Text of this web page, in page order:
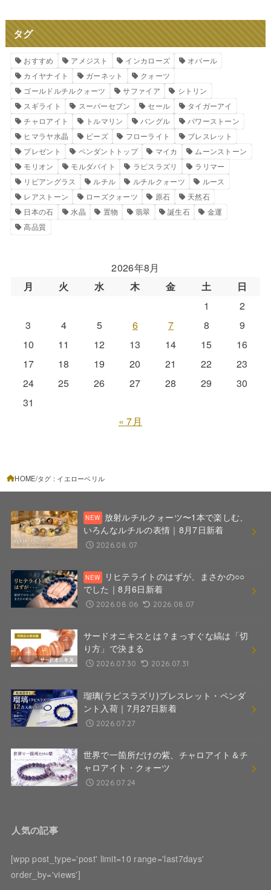
タグ
おすすめ アメジスト インカローズ
オパール
カイヤナイト
ガーネット
クォーツ
ゴールドルチルクォーツ
サファイア
シトリン
スギライト
スーパーセブン セール
タイガーアイ
チャロアイト
トルマリン バングル
パワーストーン
ヒマラヤ水晶
ビーズ フローライト
ブレスレット
プレゼント
ペンダントトップ マイカ
ムーンストーン
モリオン
モルダバイト ラピスラズリ
ラリマー
リビアングラス
ルチル ルチルクォーツ
ルース
レアストーン
ローズクォーツ 原石
天然石
日本の石
水晶 置物 翡翠 誕生石
金運
高品質
2026年8月
月
火 水 木 金 土
日
1
2
3
4 5 6 7 8
9
10
11 12 13 14 15
16
17
18 19 20 21 22
23
24
25 26 27 28 29
30
31
« 7月
HOME タグ : イエローベリル
放射ルチルクォーツ〜1本で楽しむ、
いろんなルチルの表情｜8月7日新着
2026.08.07
リヒテライトのはずが、まさかの○○
でした｜8月6日新着
2026.08.06 2026.08.07
サードオニキスとは？まっすぐな縞は「切
り方」で決まる
2026.07.30 2026.07.31
瑠璃(ラピスラズリ)ブレスレット・ペンダ
ント入荷｜7月27日新着
2026.07.27
世界で一箇所だけの紫、チャロアイト＆チ
ャロアイト・クォーツ
2026.07.24
人気の記事
[wpp post_type='post' limit=10 range='last7days'
order_by='views']